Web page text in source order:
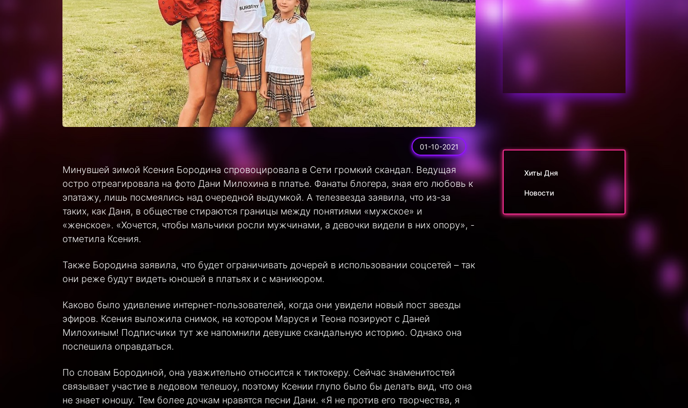
01-10-2021
Минувшей зимой Ксения Бородина спровоцировала в Сети громкий скандал. Ведущая
остро отреагировала на фото Дани Милохина в платье. Фанаты блогера, зная его любовь к
эпатажу, лишь посмеялись над очередной выдумкой. А телезвезда заявила, что из-за
таких, как Даня, в обществе стираются границы между понятиями «мужское» и
«женское». «Хочется, чтобы мальчики росли мужчинами, а девочки видели в них опору», -
отметила Ксения.
Также Бородина заявила, что будет ограничивать дочерей в использовании соцсетей – так
они реже будут видеть юношей в платьях и с маникюром.
Каково было удивление интернет-пользователей, когда они увидели новый пост звезды
эфиров. Ксения выложила снимок, на котором Маруся и Теона позируют с Даней
Милохиным! Подписчики тут же напомнили девушке скандальную историю. Однако она
поспешила оправдаться.
По словам Бородиной, она уважительно относится к тиктокеру. Сейчас знаменитостей
связывает участие в ледовом телешоу, поэтому Ксении глупо было бы делать вид, что она
не знает юношу. Тем более дочкам нравятся песни Дани. «Я не против его творчества, я
Хиты Дня
Новости